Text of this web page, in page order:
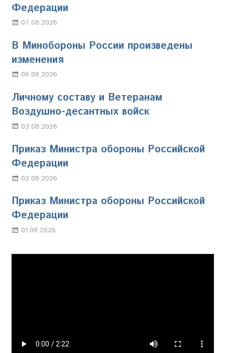
Федерации
07.08.2026
В Минобороны России произведены
изменения
06.08.2026
Личному составу и Ветеранам
Воздушно-десантных войск
03.08.2026
Приказ Министра обороны Российской
Федерации
02.08.2026
Приказ Министра обороны Российской
Федерации
01.08.2026